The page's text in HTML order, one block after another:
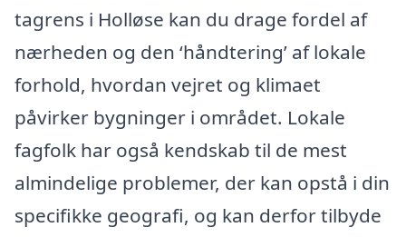
tagrens i Holløse kan du drage fordel af
nærheden og den ‘håndtering’ af lokale
forhold, hvordan vejret og klimaet
påvirker bygninger i området. Lokale
fagfolk har også kendskab til de mest
almindelige problemer, der kan opstå i din
specifikke geografi, og kan derfor tilbyde